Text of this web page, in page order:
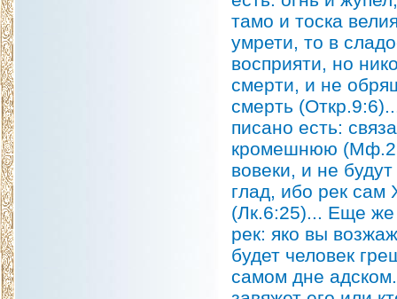
тамо и тоска
умрети, то в
восприяти, но
смерти, и не
смерть
писано есть:
кромешнюю
вовеки, и не
глад, ибо рек сам
(Лк.6:25)... Еще же
рек: яко вы
будет человек
самом дне